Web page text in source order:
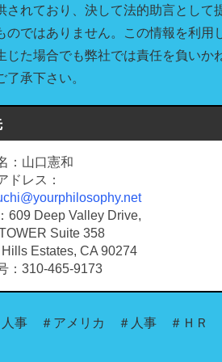
されており、決して法的助言として
のではありません。この情報を利用
じた場合でも弊社では責任を負いか
了承下さい。
：山口憲和
ドレス：
609 Deep Valley Drive,
Suite 358
Estates, CA 90274
：310-465-9173
人事 ＃アメリカ ＃人事 ＃ＨＲ